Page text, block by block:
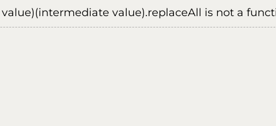
value).replaceAll is not a